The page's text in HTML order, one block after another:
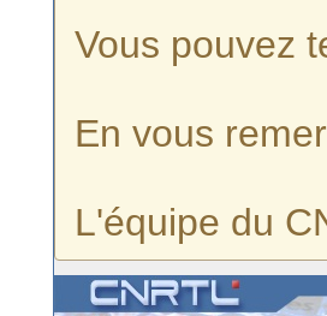
Vous pouvez
En vous
L'équipe du